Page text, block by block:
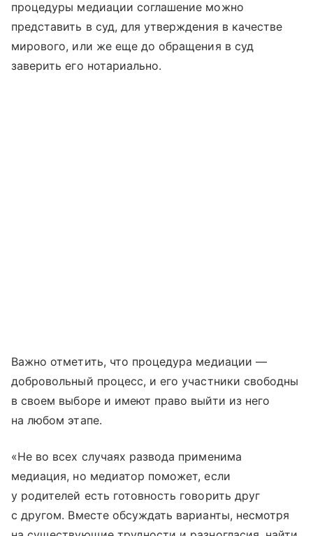
процедуры медиации соглашение можно
представить в суд, для утверждения в качестве
мирового, или же еще до обращения в суд
заверить его нотариально.
Важно отметить, что процедура медиации —
добровольный процесс, и его участники свободны
в своем выборе и имеют право выйти из него
на любом этапе.
«Не во всех случаях развода применима
медиация, но медиатор поможет, если
у родителей есть готовность говорить друг
с другом. Вместе обсуждать варианты, несмотря